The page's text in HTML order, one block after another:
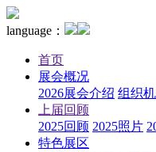
language：
首页
展会概况
2026展会介绍 组织
上届回顾
2025回顾 2025照片
特色展区